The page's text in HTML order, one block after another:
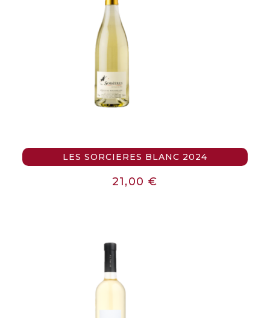
LES SORCIERES BLANC 2024
21,00 €